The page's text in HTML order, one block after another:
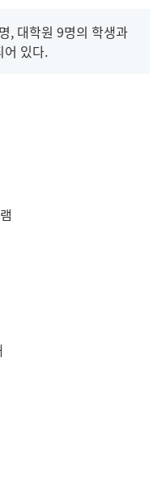
, 대학원 9명의 학생과
어 있다.